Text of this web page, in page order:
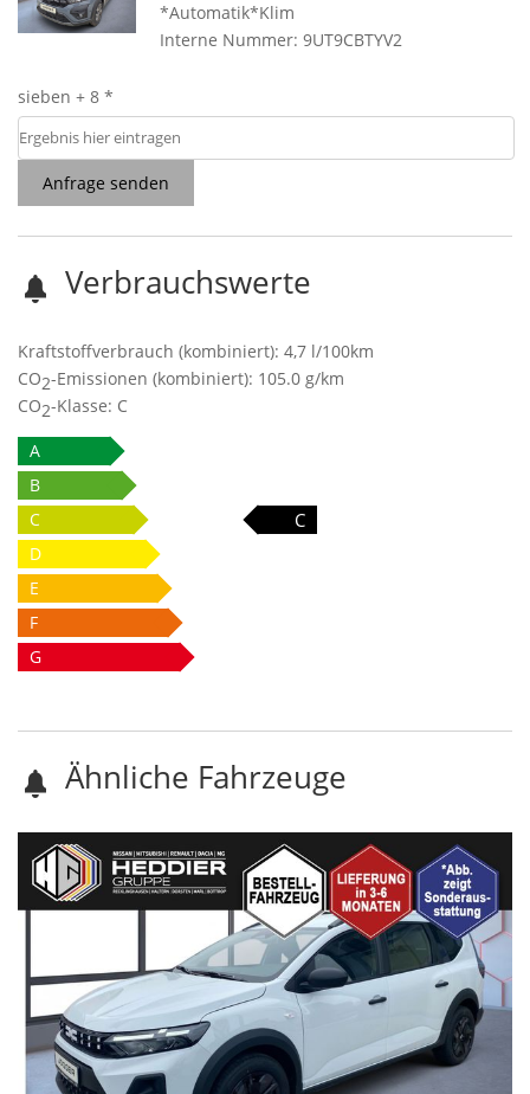
*Automatik*Klim
Interne Nummer: 9UT9CBTYV2
sieben + 8 *
Anfrage senden
Verbrauchswerte
Kraftstoffverbrauch (kombiniert): 4,7 l/100km
CO2-Emissionen (kombiniert): 105.0 g/km
CO2-Klasse: C
A
B
C
C
D
E
F
G
Ähnliche Fahrzeuge